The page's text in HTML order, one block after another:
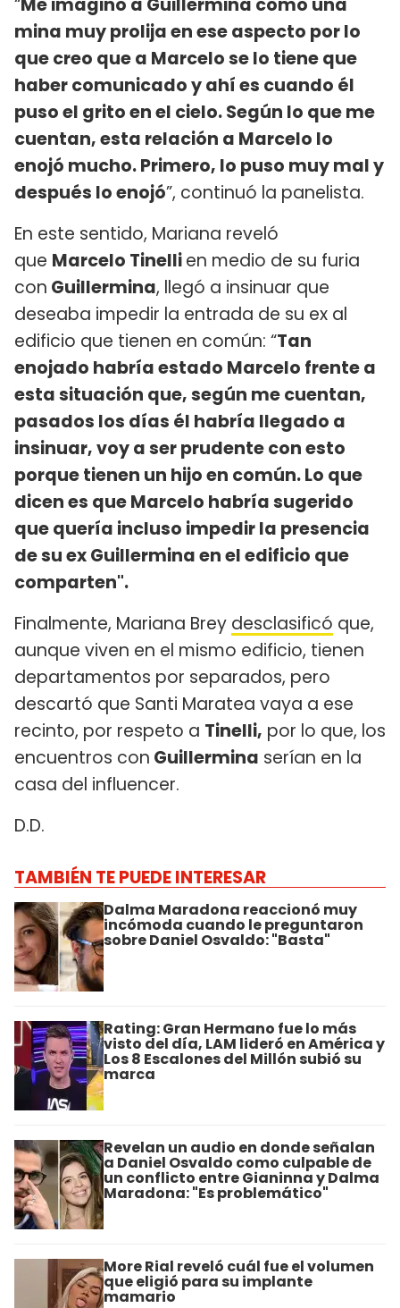
mina muy prolija en ese aspecto por lo
que creo que a Marcelo se lo tiene que
haber comunicado y ahí es cuando él
puso el grito en el cielo. Según lo que me
cuentan, esta relación a Marcelo lo
enojó mucho. Primero, lo puso muy mal y
después lo enojó”, continuó la panelista.
En este sentido, Mariana reveló
que Marcelo Tinellien medio de su furia
con Guillermina, llegó a insinuar que
deseaba impedir la entrada de su ex al
edificio que tienen en común: “Tan
enojado habría estado Marcelo frente a
esta situación que, según me cuentan,
pasados los días él habría llegado a
insinuar, voy a ser prudente con esto
porque tienen un hijo en común. Lo que
dicen es que Marcelo habría sugerido
que quería incluso impedir la presencia
de su ex Guillermina en el edificio que
comparten".
Finalmente, Mariana Brey desclasificó que,
aunque viven en el mismo edificio, tienen
departamentos por separados, pero
descartó que Santi Maratea vaya a ese
recinto, por respeto a Tinelli, por lo que, los
encuentros con Guillermina serían en la
casa del influencer.
D.D.
TAMBIÉN TE PUEDE INTERESAR
Dalma Maradona reaccionó muy
incómoda cuando le preguntaron
sobre Daniel Osvaldo: "Basta"
Rating: Gran Hermano fue lo más
visto del día, LAM lideró en América y
Los 8 Escalones del Millón subió su
marca
Revelan un audio en donde señalan
a Daniel Osvaldo como culpable de
un conflicto entre Gianinna y Dalma
Maradona: "Es problemático"
More Rial reveló cuál fue el volumen
que eligió para su implante
mamario